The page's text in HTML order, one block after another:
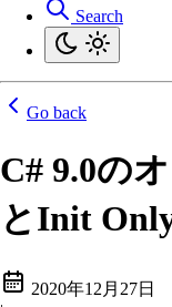
Search
Go back
C# 9.0の
とInit
2020年12月27日